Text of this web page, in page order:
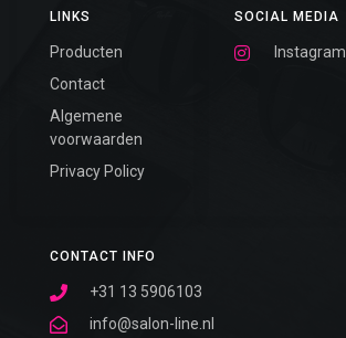
CONTACT INFO
+31 13 5906103
info@salon-line.nl
SOCIAL MEDIA
Instagram
LINKS
Producten
Contact
Algemene
voorwaarden
Privacy Policy